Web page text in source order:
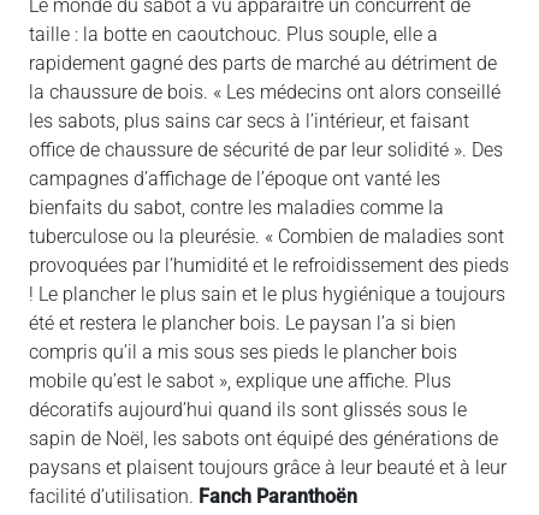
Le monde du sabot a vu apparaître un concurrent de
taille : la botte en caoutchouc. Plus souple, elle a
rapidement gagné des parts de marché au détriment de
la chaussure de bois. « Les médecins ont alors conseillé
les sabots, plus sains car secs à l’intérieur, et faisant
office de chaussure de sécurité de par leur solidité ». Des
campagnes d’affichage de l’époque ont vanté les
bienfaits du sabot, contre les maladies comme la
tuberculose ou la pleurésie. « Combien de maladies sont
provoquées par l’humidité et le refroidissement des pieds
! Le plancher le plus sain et le plus hygiénique a toujours
été et restera le plancher bois. Le paysan l’a si bien
compris qu’il a mis sous ses pieds le plancher bois
mobile qu’est le sabot », explique une affiche. Plus
décoratifs aujourd’hui quand ils sont glissés sous le
sapin de Noël, les sabots ont équipé des générations de
paysans et plaisent toujours grâce à leur beauté et à leur
facilité d’utilisation. Fanch Paranthoën